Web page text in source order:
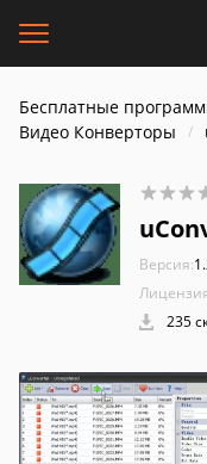
Бесплатные
Видео Конверторы
Версия:
235